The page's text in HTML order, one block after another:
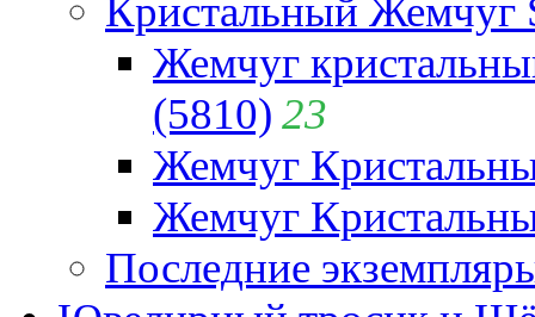
Кристальный Жемчуг
Жемчуг
(5810) 23
Жемчуг
Жемчуг
Последние